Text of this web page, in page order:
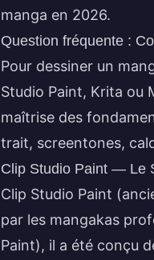
manga en 2026.
Question fréquente :
Pour dessiner un
Studio Paint, Krita ou
maîtrise des
trait, screentones,
Clip Studio Paint — Le
Clip Studio Paint
par les mangakas
Paint), il a été conçu